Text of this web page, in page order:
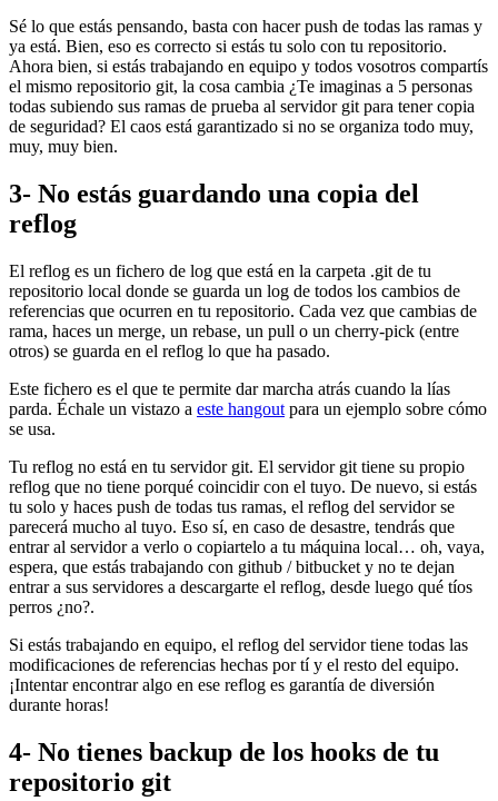
Sé lo que estás pensando, basta con hacer push de todas las ramas y
ya está. Bien, eso es correcto si estás tu solo con tu repositorio.
Ahora bien, si estás trabajando en equipo y todos vosotros compartís
el mismo repositorio git, la cosa cambia ¿Te imaginas a 5 personas
todas subiendo sus ramas de prueba al servidor git para tener copia
de seguridad? El caos está garantizado si no se organiza todo muy,
muy, muy bien.
3- No estás guardando una copia del
reflog
El reflog es un fichero de log que está en la carpeta .git de tu
repositorio local donde se guarda un log de todos los cambios de
referencias que ocurren en tu repositorio. Cada vez que cambias de
rama, haces un merge, un rebase, un pull o un cherry-pick (entre
otros) se guarda en el reflog lo que ha pasado.
Este fichero es el que te permite dar marcha atrás cuando la lías
parda. Échale un vistazo a este hangout para un ejemplo sobre cómo
se usa.
Tu reflog no está en tu servidor git. El servidor git tiene su propio
reflog que no tiene porqué coincidir con el tuyo. De nuevo, si estás
tu solo y haces push de todas tus ramas, el reflog del servidor se
parecerá mucho al tuyo. Eso sí, en caso de desastre, tendrás que
entrar al servidor a verlo o copiartelo a tu máquina local… oh, vaya,
espera, que estás trabajando con github / bitbucket y no te dejan
entrar a sus servidores a descargarte el reflog, desde luego qué tíos
perros ¿no?.
Si estás trabajando en equipo, el reflog del servidor tiene todas las
modificaciones de referencias hechas por tí y el resto del equipo.
¡Intentar encontrar algo en ese reflog es garantía de diversión
durante horas!
4- No tienes backup de los hooks de tu
repositorio git